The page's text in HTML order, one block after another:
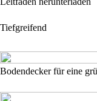
Tiefgreifend
Bodendecker für eine